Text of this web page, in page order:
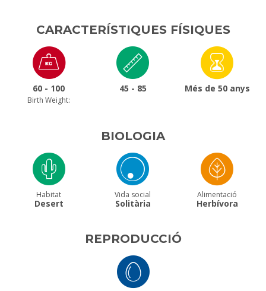
CARACTERÍSTIQUES FÍSIQUES
60 - 100
Birth Weight:
45 - 85 Més de 50 anys
BIOLOGIA
Habitat
Desert
Vida social
Solitària
Alimentació
Herbívora
REPRODUCCIÓ